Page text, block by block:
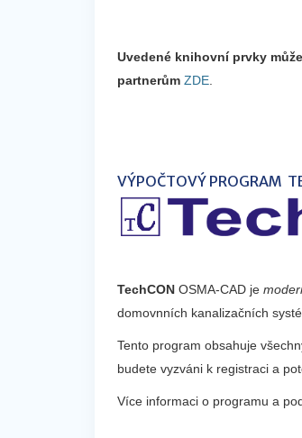
Uvedené knihovní prvky
partnerům ZDE
VÝPOČTOVÝ PROGRAM
TechCON OSMA-CAD je
domovnních kanalizačních
Tento program obsahuje
budete vyzváni k registraci a
Více informaci o programu a